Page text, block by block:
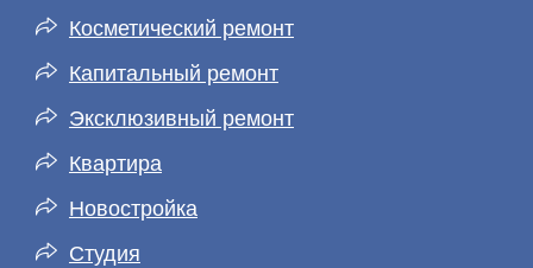
Косметический ремонт
Капитальный ремонт
Эксклюзивный ремонт
Квартира
Новостройка
Студия